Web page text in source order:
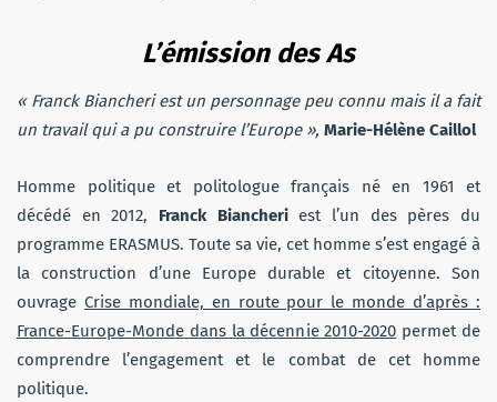
L’émission des As
« Franck Biancheri est un personnage peu connu mais il a fait
un travail qui a pu construire l’Europe », Marie-Hélène Caillol
Homme politique et politologue français né en 1961 et
décédé en 2012, Franck Biancheriest l’un des pères du
programme ERASMUS. Toute sa vie, cet homme s’est engagé à
la construction d’une Europe durable et citoyenne. Son
ouvrage Crise mondiale, en route pour le monde d’après :
France-Europe-Monde dans la décennie 2010-2020 permet de
comprendre l’engagement et le combat de cet homme
politique.